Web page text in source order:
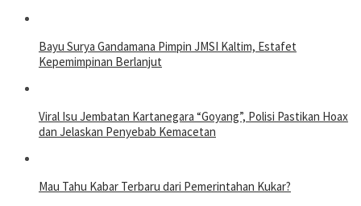
Bayu Surya Gandamana Pimpin JMSI Kaltim, Estafet
Kepemimpinan Berlanjut
Viral Isu Jembatan Kartanegara “Goyang”, Polisi Pastikan Hoax
dan Jelaskan Penyebab Kemacetan
Mau Tahu Kabar Terbaru dari Pemerintahan Kukar?